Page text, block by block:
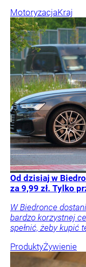
MotoryzacjaKraj
Od dzisiaj w
za 9,99 zł. Tylko
W Biedronce
bardzo korzystnej
spełnić, żeby kupić
ProduktyŻywienie